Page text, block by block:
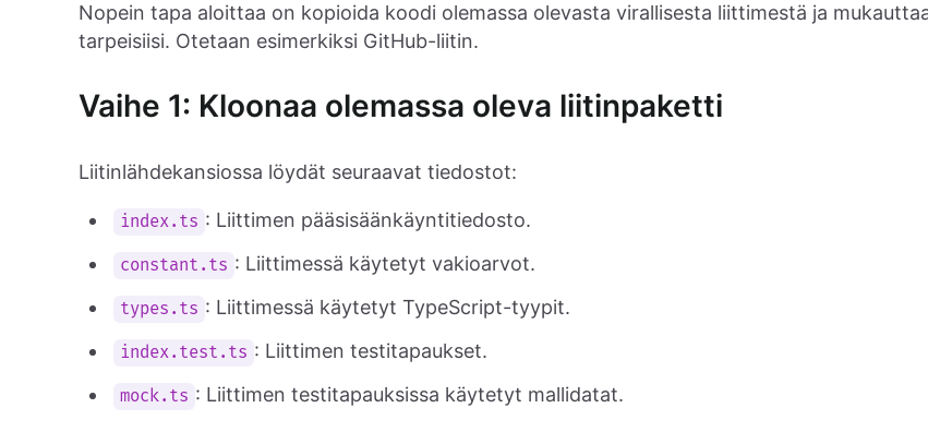
Nopein tapa aloittaa on kopioida koodi olemassa olevasta virallisesta liittimestä ja
tarpeisiisi. Otetaan esimerkiksi GitHub-liitin.
Vaihe 1: Kloonaa olemassa oleva liitinpaketti
Liitinlähdekansiossa löydät seuraavat tiedostot:
index.ts : Liittimen pääsisäänkäyntitiedosto.
constant.ts : Liittimessä käytetyt vakioarvot.
types.ts : Liittimessä käytetyt TypeScript-tyypit.
index.test.ts : Liittimen testitapaukset.
mock.ts : Liittimen testitapauksissa käytetyt mallidatat.